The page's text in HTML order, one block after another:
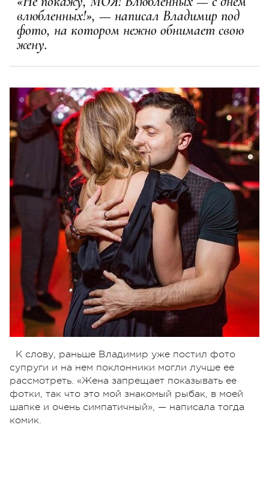
влюбленных!», — написал Владимир под
фото, на котором нежно обнимает свою
жену.
К слову, раньше Владимир уже постил фото
супруги и на нем поклонники могли лучше ее
рассмотреть. «Жена запрещает показывать ее
фотки, так что это мой знакомый рыбак, в моей
шапке и очень симпатичный», — написала тогда
комик.